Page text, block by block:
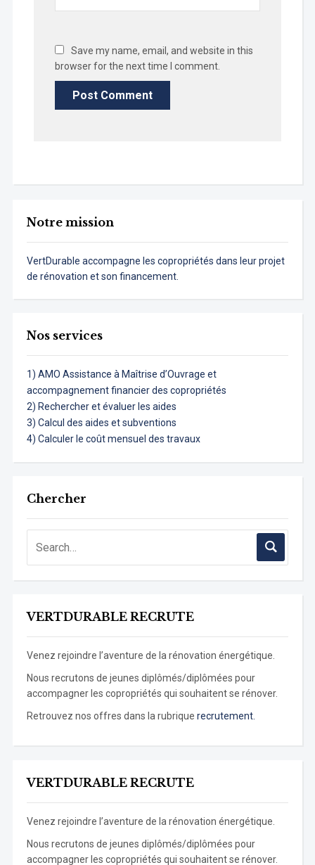
Notre mission
VertDurable accompagne les copropriétés dans leur projet
de rénovation et son financement.
Nos services
1) AMO Assistance à Maîtrise d’Ouvrage et
accompagnement financier des copropriétés
2) Rechercher et évaluer les aides
3) Calcul des aides et subventions
4) Calculer le coût mensuel des travaux
Chercher
VERTDURABLE RECRUTE
Venez rejoindre l’aventure de la rénovation énergétique.
Nous recrutons de jeunes diplômés/diplômées pour
accompagner les copropriétés qui souhaitent se rénover.
Retrouvez nos offres dans la rubrique recrutement.
Save my name, email, and website in this
browser for the next time I comment.
VERTDURABLE RECRUTE
Venez rejoindre l’aventure de la rénovation énergétique.
Nous recrutons de jeunes diplômés/diplômées pour
accompagner les copropriétés qui souhaitent se rénover.